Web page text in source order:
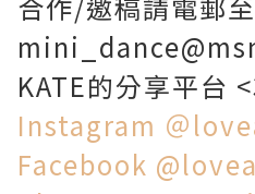
KATE的分享平台
Instagram ＠
Facebook